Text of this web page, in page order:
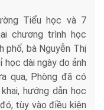
Tiểu học và 7
chương trình học
phố, bà Nguyễn Thị
học dài ngày do ảnh
qua, Phòng đã có
hướng dẫn học
tùy vào điều kiện